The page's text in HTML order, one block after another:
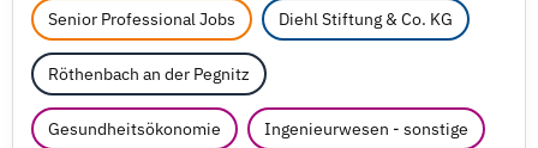
Senior Professional Jobs Diehl Stiftung & Co. KG
Röthenbach an der Pegnitz
Gesundheitsökonomie Ingenieurwesen - sonstige